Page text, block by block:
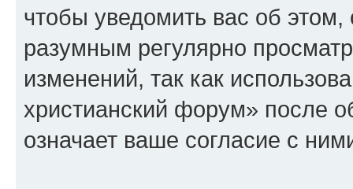
чтобы уведомить вас об
разумным регулярно
изменений, так как
христианский форум» после
означает ваше согласие с